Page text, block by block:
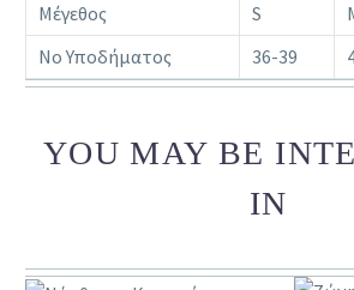
Μέγεθος S
Νο Υποδήματος
36-39
YOU MAY BE
IN